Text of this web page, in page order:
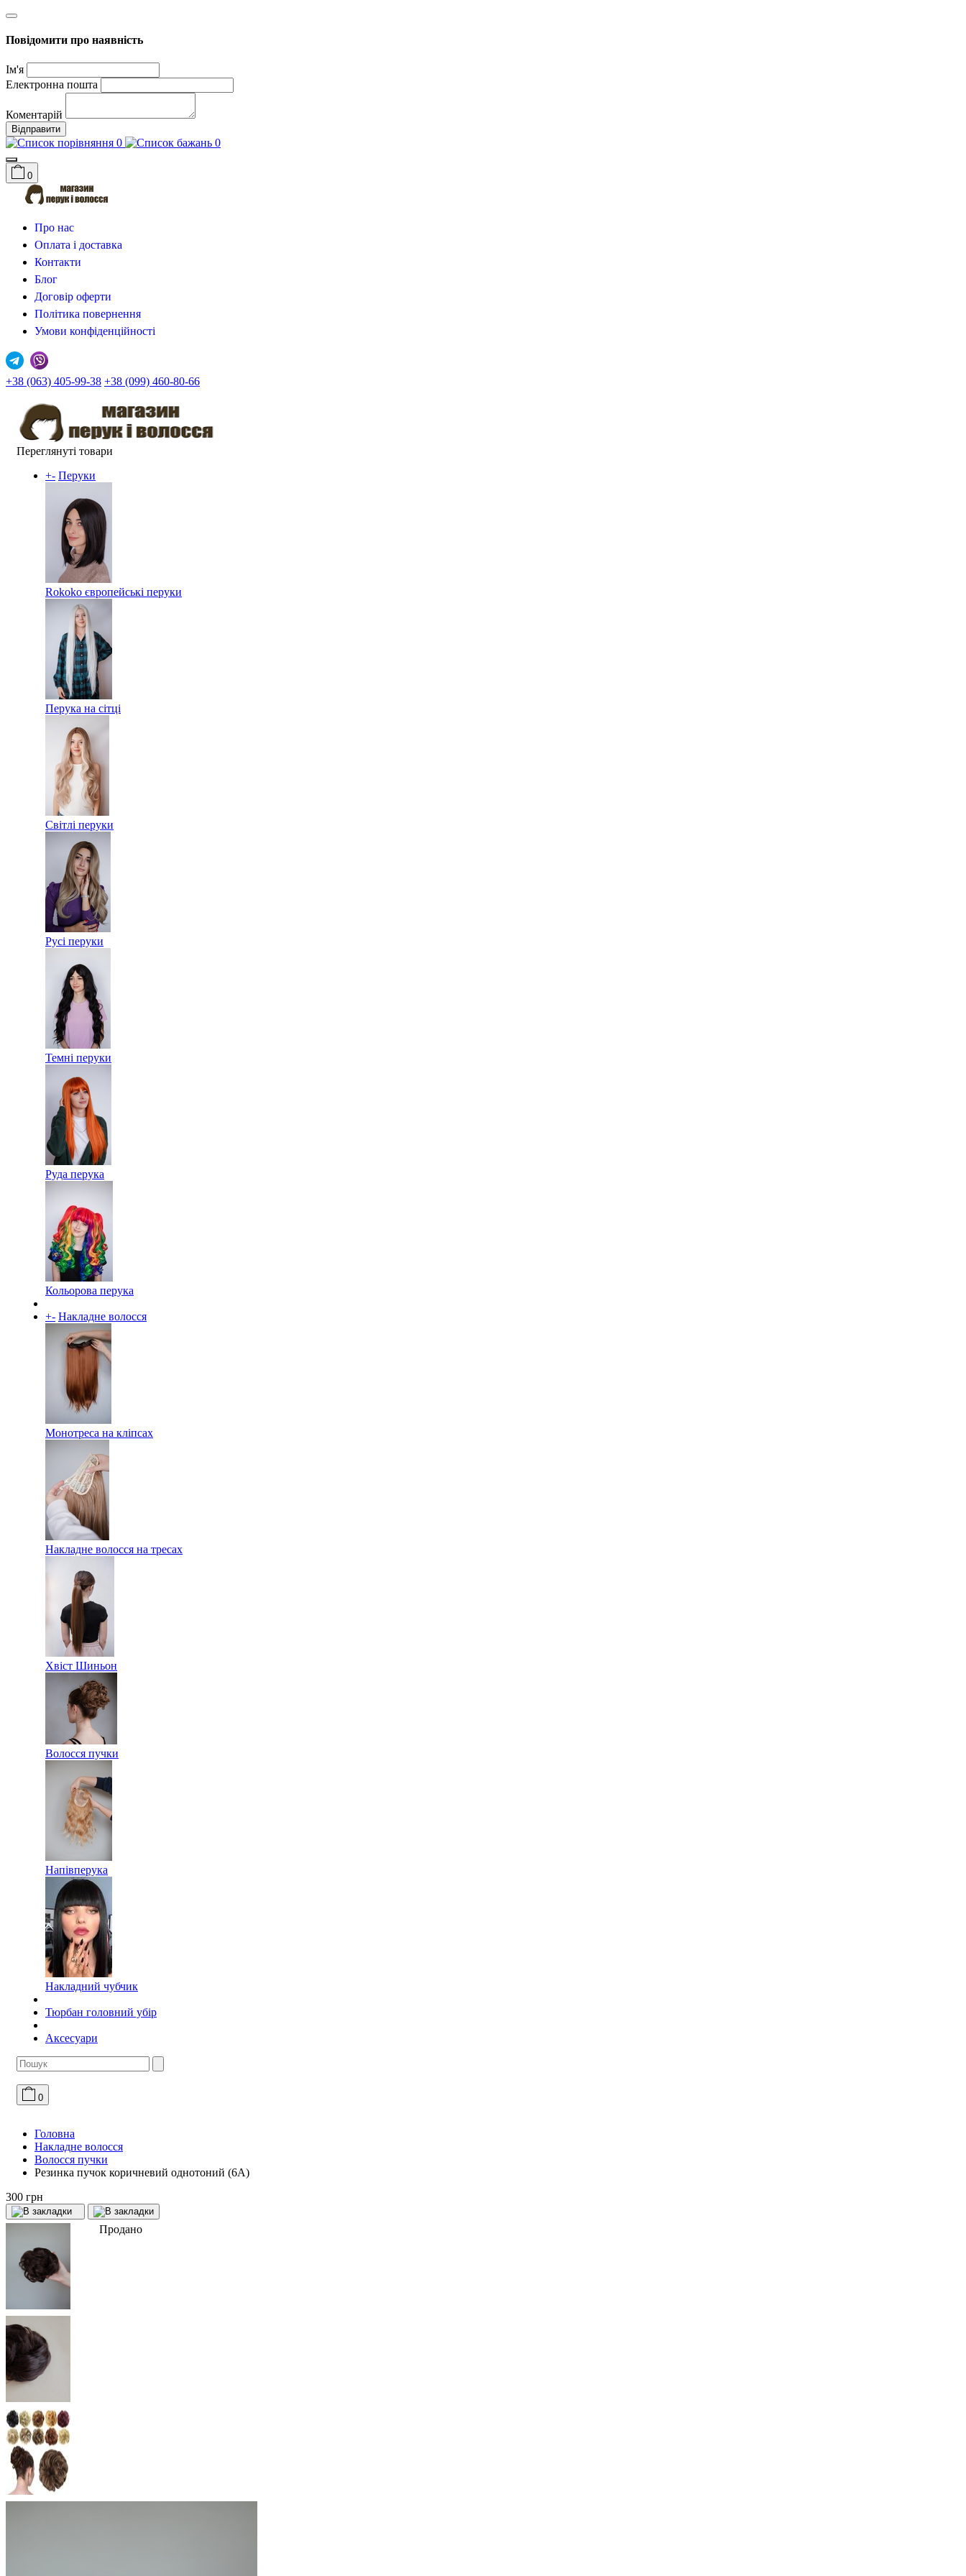
Повідомити про наявність
Ім'я
Електронна пошта
Коментарій
Відправити
0 0
0
Про нас
Оплата і доставка
Контакти
Блог
Договір оферти
Політика повернення
Умови конфіденційності
+38 (063) 405-99-38 +38 (099) 460-80-66
Переглянуті товари
+- Перуки
Rokoko європейські перуки
Перука на сітці
Світлі перуки
Русі перуки
Темні перуки
Руда перука
Кольорова перука
+- Накладне волосся
Монотреса на кліпсах
Накладне волосся на тресах
Хвіст Шиньон
Волосся пучки
Напівперука
Накладний чубчик
Тюрбан головний убір
Аксесуари
0
Головна
Накладне волосся
Волосся пучки
Резинка пучок коричневий однотоний (6А)
300 грн
Продано